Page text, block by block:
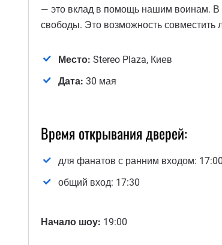
— это вклад в помощь нашим воинам. В
свободы. Это возможность
Место: Stereo Plaza, Киев
Дата: 30 мая
Время открывания дверей:
для фанатов с ранним входом: 17:00
общий вход: 17:30
Начало шоу: 19:00